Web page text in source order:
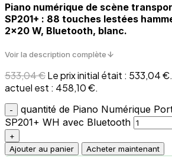
Piano numérique de scène
SP201+ : 88 touches lestées
2×20 W, Bluetooth, blanc.
Voir la description complète
533,04€Le prix initial était : 533,04 €.
actuel est : 458,10 €.
quantité de Piano Numérique
SP201+ WH avec Bluetooth
Ajouter au panier Acheter maintenant